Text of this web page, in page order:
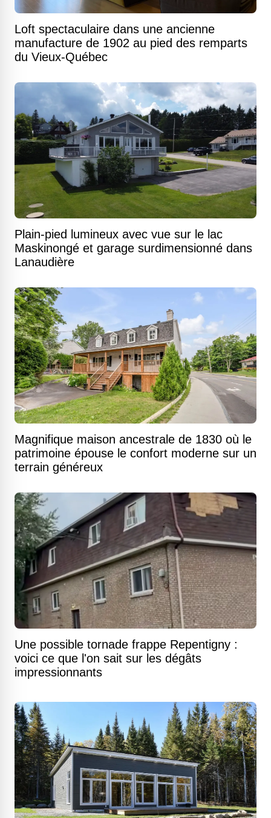
Loft spectaculaire dans une ancienne
manufacture de 1902 au pied des remparts
du Vieux-Québec
Plain-pied lumineux avec vue sur le lac
Maskinongé et garage surdimensionné dans
Lanaudière
Magnifique maison ancestrale de 1830 où le
patrimoine épouse le confort moderne sur un
terrain généreux
Une possible tornade frappe Repentigny :
voici ce que l'on sait sur les dégâts
impressionnants